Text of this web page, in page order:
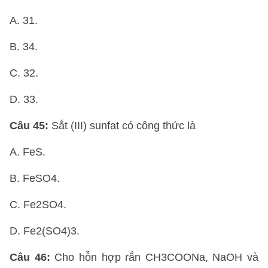
A. 31.
B. 34.
C. 32.
D. 33.
Câu 45: Sắt (III) sunfat có công thức là
A. FeS.
B. FeSO4.
C. Fe2SO4.
D. Fe2(SO4)3.
Câu 46: Cho hỗn hợp rắn CH3COONa, NaOH và